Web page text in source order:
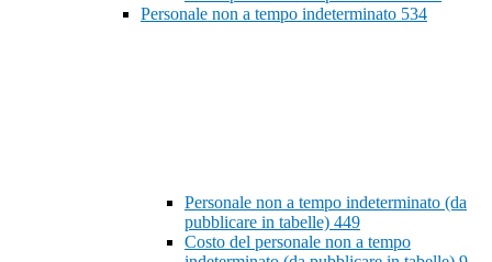
Personale non a tempo indeterminato 534
Personale non a tempo indeterminato (da
pubblicare in tabelle) 449
Costo del personale non a tempo